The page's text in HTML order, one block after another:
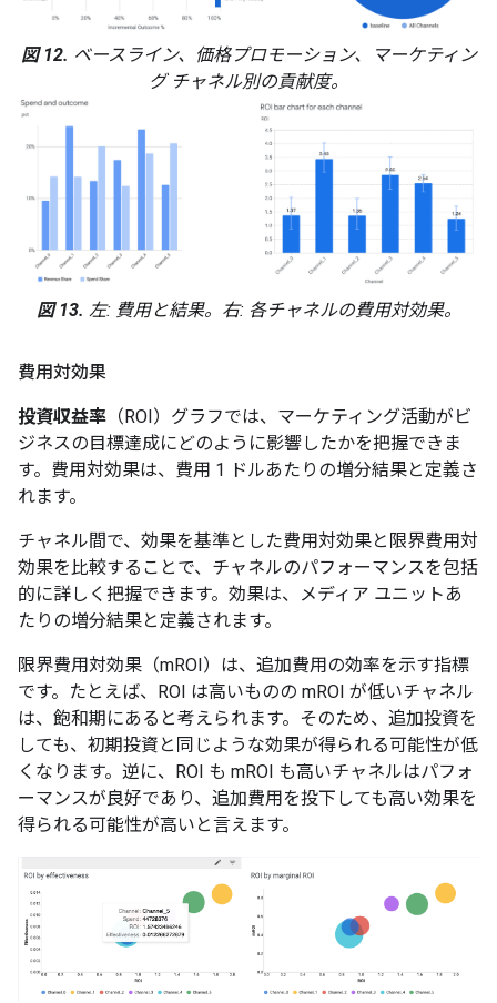
図 12. ベースライン、価格プロモーション、マーケティン
グ チャネル別の貢献度。
図 13. 左: 費用と結果。右: 各チャネルの費用対効果。
費用対効果
投資収益率 （ROI）グラフでは、マーケティング活動がビ
ジネスの目標達成にどのように影響したかを把握できま
す。費用対効果は、費用 1 ドルあたりの増分結果と定義さ
れます。
チャネル間で、効果を基準とした費用対効果と限界費用対
効果を比較することで、チャネルのパフォーマンスを包括
的に詳しく把握できます。効果は、メディア ユニットあ
たりの増分結果と定義されます。
限界費用対効果（mROI）は、追加費用の効率を示す指標
です。たとえば、ROI は高いものの mROI が低いチャネル
は、飽和期にあると考えられます。そのため、追加投資を
しても、初期投資と同じような効果が得られる可能性が低
くなります。逆に、ROI も mROI も高いチャネルはパフォ
ーマンスが良好であり、追加費用を投下しても高い効果を
得られる可能性が高いと言えます。